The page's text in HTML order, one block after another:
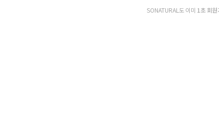
SONATURAL도 이미 1초 회